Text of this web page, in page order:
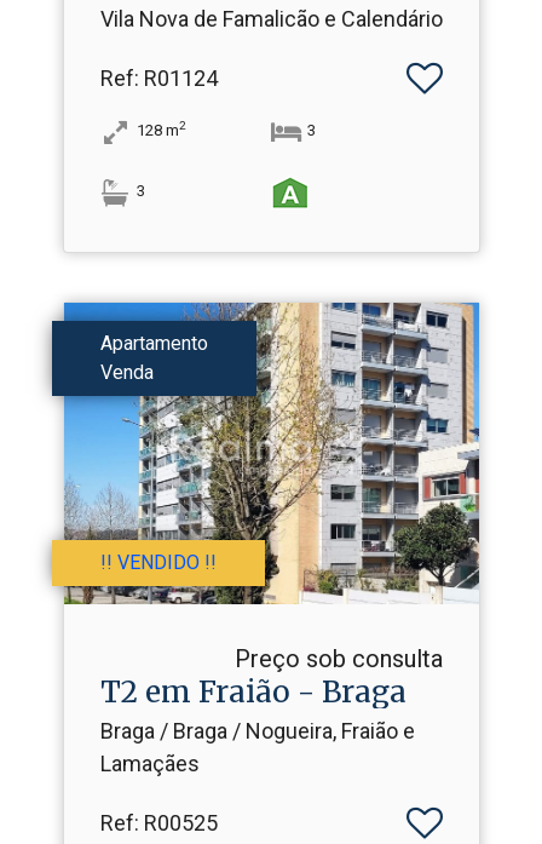
Vila Nova de Famalicão e Calendário
Ref: R01124
128 m2 3
3
Apartamento
Venda
!! VENDIDO !!
Preço sob consulta
T2 em Fraião - Braga
Braga / Braga / Nogueira, Fraião e
Lamaçães
Ref: R00525